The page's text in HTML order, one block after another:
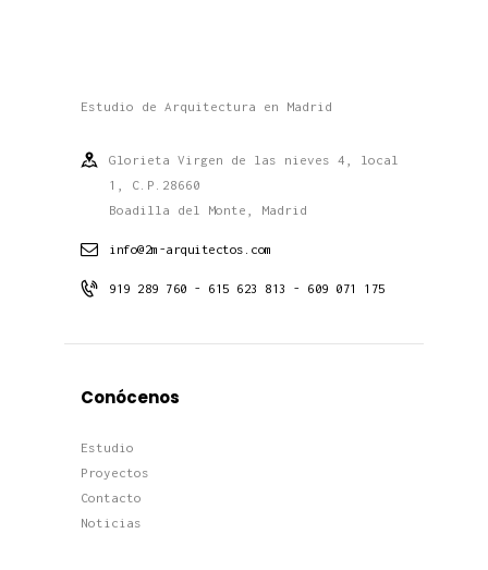
Estudio de Arquitectura en Madrid
Glorieta Virgen de las nieves 4, local
1, C.P.28660
Boadilla del Monte, Madrid
info@2m-arquitectos.com
919 289 760 - 615 623 813 - 609 071 175
Conócenos
Estudio
Proyectos
Contacto
Noticias